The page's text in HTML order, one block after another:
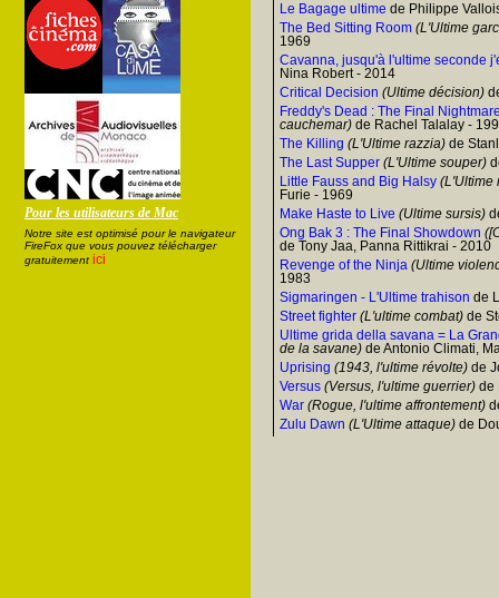
Pour les utilisateurs de Mac
Notre site est optimisé pour le navigateur
FireFox que vous pouvez télécharger
gratuitement ici
Le Bagage ultime de Philippe
The Bed Sitting Room (L'Ultime
1969
Cavanna, jusqu'à l'ultime seconde
Nina Robert - 2014
Critical Decision (Ultime décision)
Freddy's Dead : The Final
cauchemar) de Rachel Talalay -
The Killing (L'Ultime razzia) de
The Last Supper (L'Ultime souper)
Little Fauss and Big Halsy (L'Ultime
Furie - 1969
Make Haste to Live (Ultime sursis)
Ong Bak 3 : The Final Showdown
de Tony Jaa, Panna Rittikrai - 2010
Revenge of the Ninja (Ultime
1983
Sigmaringen - L'Ultime trahison de
Street fighter (L'ultime combat) de
Ultime grida della savana = La
de la savane) de Antonio Climati,
Uprising (1943, l'ultime révolte) de
Versus (Versus, l'ultime guerrier) de
War (Rogue, l'ultime affrontement)
Zulu Dawn (L'Ultime attaque) de